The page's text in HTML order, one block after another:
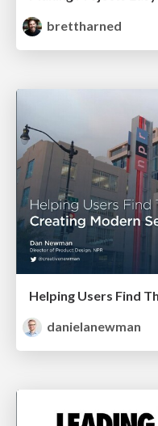
brettharned
danielanewman